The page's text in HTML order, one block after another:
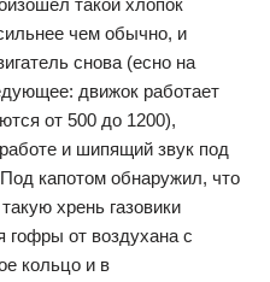
такой хлопок
чем обычно, и
снова (есно на
движок работает
от 500 до 1200),
и шипящий звук под
капотом обнаружил, что
хрень газовики
гофры от воздухана с
кольцо и в